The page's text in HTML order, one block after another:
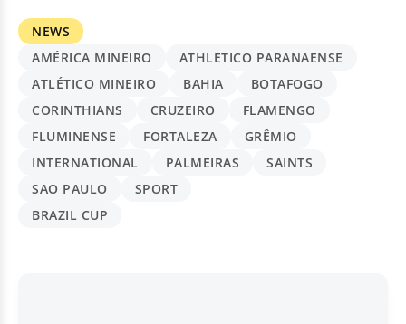
NEWS
AMÉRICA MINEIRO
ATHLETICO PARANAENSE
ATLÉTICO MINEIRO
BAHIA
BOTAFOGO
CORINTHIANS
CRUZEIRO
FLAMENGO
FLUMINENSE
FORTALEZA
GRÊMIO
INTERNATIONAL
PALMEIRAS
SAINTS
SAO PAULO
SPORT
BRAZIL CUP